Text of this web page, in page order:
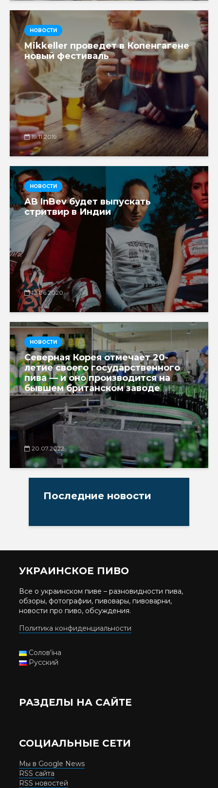
НОВОСТИ
Mikkeller проведет в Копенгагене
новый фестиваль
19.11.2019
НОВОСТИ
AB InBev будет выпускать
стритвир в Индии
12.06.2020
НОВОСТИ
Северная Корея отмечает 20-
летие своего государственного
пива — и оно производится на
бывшем британском заводе
20.07.2022
Последние новости
УКРАИНСКОЕ ПИВО
Все о украинском пиве – разновидности пива,
обзоры, фотографии, пивовары, пивоварни,
новости про пиво, обсуждения.
Политика конфиденциальности
Солов'їна
Русский
РАЗДЕЛЫ НА САЙТЕ
СОЦИАЛЬНЫЕ СЕТИ
Мы в Google News
RSS сайта
RSS новостей